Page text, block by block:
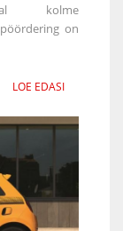
kolme
on
LOE EDASI